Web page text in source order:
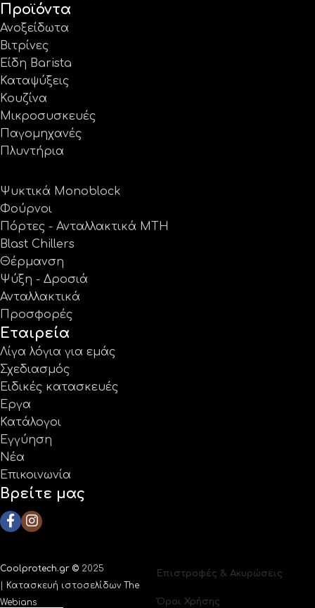
Προϊόντα
Ανοξείδωτα
Βιτρίνες
Είδη Barista
Καταψύξεις
Κουζίνα
Μικροσυσκευές
Παγομηχανές
Πλυντήρια
Ψυκτικά Monoblock
Φούρνοι
Πόρτες - Ανταλλακτικά MTH
Blast Chillers
Θέρμανση
Ψύξη - Δροσιά
Ανταλλακτικά
Προσφορές
Εταιρεία
Λίγα λόγια για εμάς
Σχεδιασμός
Ειδικές κατασκευές
Έργα
Κατάλογοι
Εγγύηση
Νέα
Επικοινωνία
Βρείτε μας
Coolprotech.gr © 2025
Κατασκευή ιστοσελίδων The
Webians
Επιστροφές & Ακυρώσεις
Όροι Χρήσης